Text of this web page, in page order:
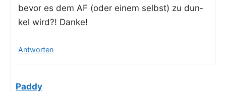
bevor es dem AF (oder einem selbst) zu dun­
kel wird?! Danke!
Antworten
Paddy